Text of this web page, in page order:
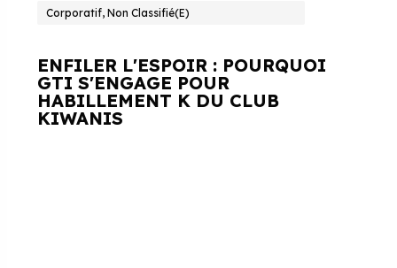
Corporatif, Non Classifié(e)
ENFILER L'ESPOIR : POURQUOI
GTI S'ENGAGE POUR
HABILLEMENT K DU CLUB
KIWANIS